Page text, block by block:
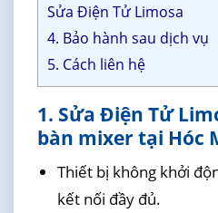
Sửa Điện Tử Limosa
4. Bảo hành sau dịch vụ
5. Cách liên hệ
1. Sửa Điện Tử
bàn mixer tại Hóc
Thiết bị không khởi
kết nối đầy đủ.